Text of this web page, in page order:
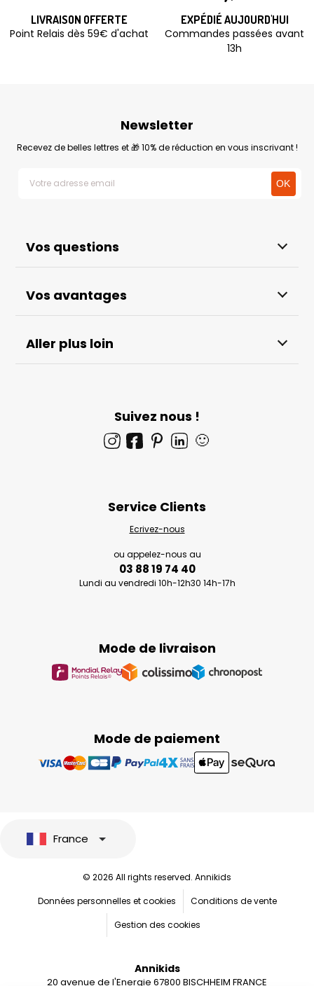
LIVRAISON OFFERTE
Point Relais dès 59€ d'achat
EXPÉDIÉ AUJOURD'HUI
Commandes passées avant
13h
Vos questions
Vos avantages
Aller plus loin
Newsletter
Recevez de belles lettres et 🎁 10% de réduction en vous inscrivant !
Suivez nous !
🙂
Mode de paiement
Mode de livraison
Service Clients
Ecrivez-nous
ou appelez-nous au
03 88 19 74 40
Lundi au vendredi 10h-12h30 14h-17h
France
© 2026 All rights reserved. Annikids
Données personnelles et cookies
Conditions de vente
Gestion des cookies
Annikids
20 avenue de l'Energie 67800 BISCHHEIM FRANCE